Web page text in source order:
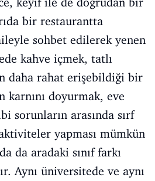
bir restaurantta
sohbet edilerek yenen
kahve içmek, tatlı
daha rahat erişebildiği bir
karnını doyurmak, eve
sorunların arasında sırf
yapması mümkün
da aradaki sınıf farkı
Aynı üniversitede ve aynı